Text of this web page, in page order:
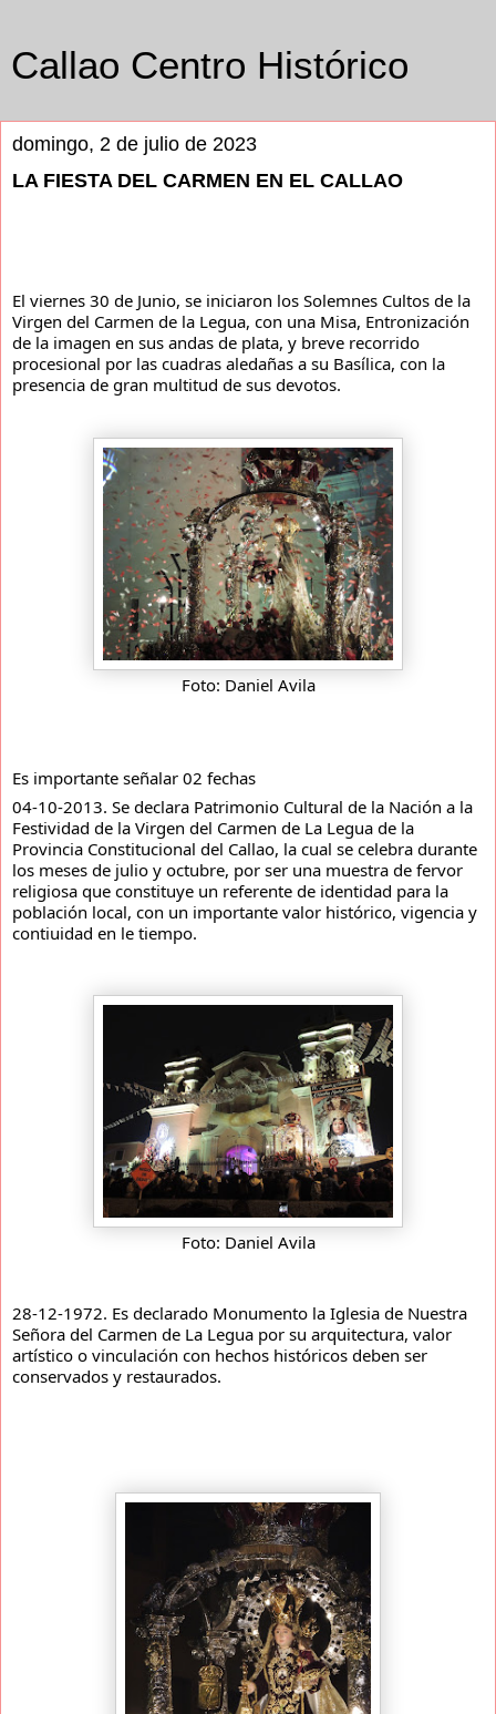
Callao Centro Histórico
domingo, 2 de julio de 2023
LA FIESTA DEL CARMEN EN EL CALLAO
El viernes 30 de Junio, se iniciaron los Solemnes Cultos de la
Virgen del Carmen de la Legua, con una Misa, Entronización
de la imagen en sus andas de plata, y breve recorrido
procesional por las cuadras aledañas a su Basílica, con la
presencia de gran multitud de sus devotos.
Foto: Daniel Avila
Es importante señalar 02 fechas
04-10-2013. Se declara Patrimonio Cultural de la Nación a la
Festividad de la Virgen del Carmen de La Legua de la
Provincia Constitucional del Callao, la cual se celebra durante
los meses de julio y octubre, por ser una muestra de fervor
religiosa que constituye un referente de identidad para la
población local, con un importante valor histórico, vigencia y
contiuidad en le tiempo.
Foto: Daniel Avila
28-12-1972. Es declarado Monumento la Iglesia de Nuestra
Señora del Carmen de La Legua por su arquitectura, valor
artístico o vinculación con hechos históricos deben ser
conservados y restaurados.